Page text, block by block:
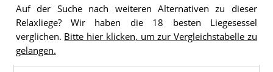
Auf der Suche nach weiteren Alternativen zu dieser
Relaxliege? Wir haben die 18 besten Liegesessel
verglichen. Bitte hier klicken, um zur Vergleichstabelle zu
gelangen.